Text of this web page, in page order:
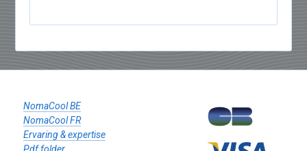
NomaCool BE
NomaCool FR
Ervaring & expertise